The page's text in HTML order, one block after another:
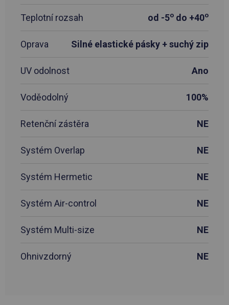
Teplotní rozsah od -5o do +40o
Oprava Silné elastické pásky + suchý zip
UV odolnost Ano
Voděodolný 100%
Retenční zástěra NE
Systém Overlap NE
Systém Hermetic NE
Systém Air-control NE
Systém Multi-size NE
Ohnivzdorný NE